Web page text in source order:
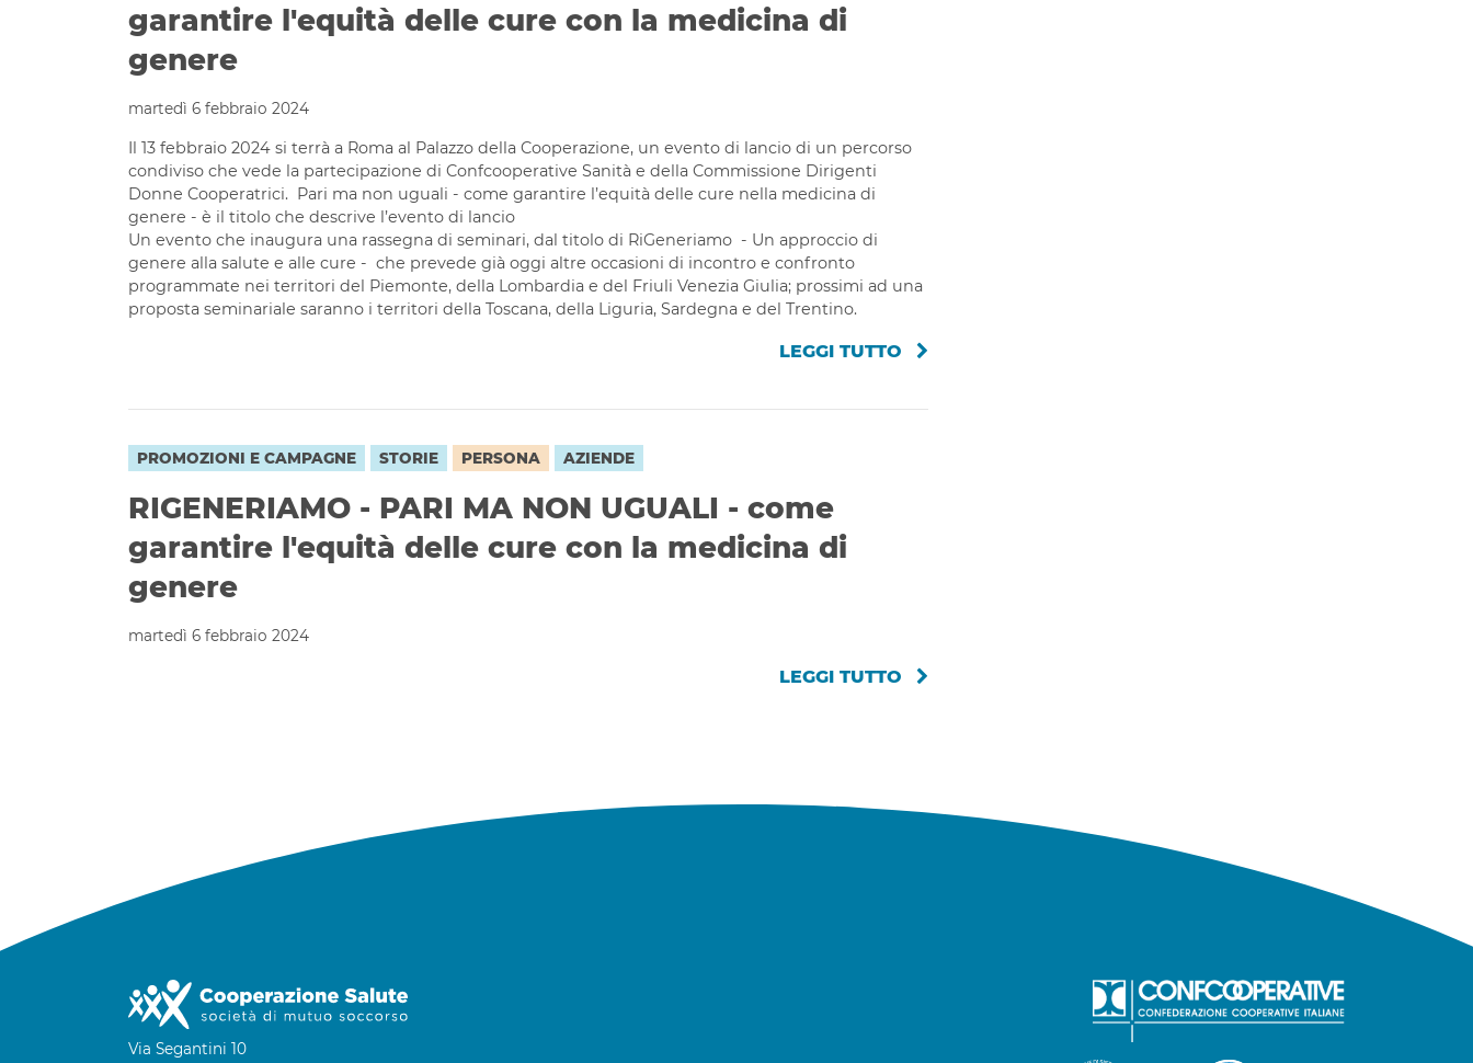
garantire l'equità delle cure con la medicina di
genere
martedì 6 febbraio 2024
Il 13 febbraio 2024 si terrà a Roma al Palazzo della Cooperazione, un evento di lancio di un percorso
condiviso che vede la partecipazione di Confcooperative Sanità e della Commissione Dirigenti
Donne Cooperatrici. Pari ma non uguali - come garantire l’equità delle cure nella medicina di
genere - è il titolo che descrive l’evento di lancio
Un evento che inaugura una rassegna di seminari, dal titolo di RiGeneriamo - Un approccio di
genere alla salute e alle cure - che prevede già oggi altre occasioni di incontro e confronto
programmate nei territori del Piemonte, della Lombardia e del Friuli Venezia Giulia; prossimi ad una
proposta seminariale saranno i territori della Toscana, della Liguria, Sardegna e del Trentino.
LEGGI TUTTO
PROMOZIONI E CAMPAGNE STORIE PERSONA AZIENDE
RIGENERIAMO - PARI MA NON UGUALI - come
garantire l'equità delle cure con la medicina di
genere
martedì 6 febbraio 2024
LEGGI TUTTO
Via Segantini 10